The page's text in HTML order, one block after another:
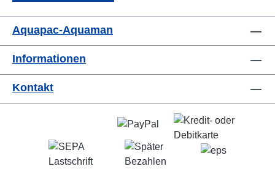
Aquapac-Aquaman
Informationen
Kontakt